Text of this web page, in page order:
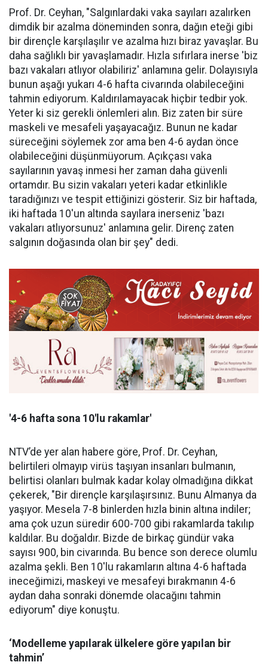
Prof. Dr. Ceyhan, "Salgınlardaki vaka sayıları azalırken
dimdik bir azalma döneminden sonra, dağın eteği gibi
bir dirençle karşılaşılır ve azalma hızı biraz yavaşlar. Bu
daha sağlıklı bir yavaşlamadır. Hızla sıfırlara inerse 'biz
bazı vakaları atlıyor olabiliriz' anlamına gelir. Dolayısıyla
bunun aşağı yukarı 4-6 hafta civarında olabileceğini
tahmin ediyorum. Kaldırılamayacak hiçbir tedbir yok.
Yeter ki siz gerekli önlemleri alın. Biz zaten bir süre
maskeli ve mesafeli yaşayacağız. Bunun ne kadar
süreceğini söylemek zor ama ben 4-6 aydan önce
olabileceğini düşünmüyorum. Açıkçası vaka
sayılarının yavaş inmesi her zaman daha güvenli
ortamdır. Bu sizin vakaları yeteri kadar etkinlikle
taradığınızı ve tespit ettiğinizi gösterir. Siz bir haftada,
iki haftada 10'un altında sayılara inerseniz 'bazı
vakaları atlıyorsunuz' anlamına gelir. Direnç zaten
salgının doğasında olan bir şey" dedi.
'4-6 hafta sona 10'lu rakamlar'
NTV’de yer alan habere göre, Prof. Dr. Ceyhan,
belirtileri olmayıp virüs taşıyan insanları bulmanın,
belirtisi olanları bulmak kadar kolay olmadığına dikkat
çekerek, "Bir dirençle karşılaşırsınız. Bunu Almanya da
yaşıyor. Mesela 7-8 binlerden hızla binin altına indiler;
ama çok uzun süredir 600-700 gibi rakamlarda takılıp
kaldılar. Bu doğaldır. Bizde de birkaç gündür vaka
sayısı 900, bin civarında. Bu bence son derece olumlu
azalma şekli. Ben 10'lu rakamların altına 4-6 haftada
ineceğimizi, maskeyi ve mesafeyi bırakmanın 4-6
aydan daha sonraki dönemde olacağını tahmin
ediyorum" diye konuştu.
‘Modelleme yapılarak ülkelere göre yapılan bir
tahmin’